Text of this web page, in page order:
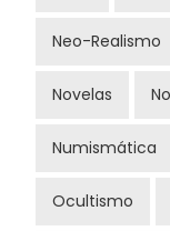
Neo-Realismo
Novelas
Numismática
Ocultismo